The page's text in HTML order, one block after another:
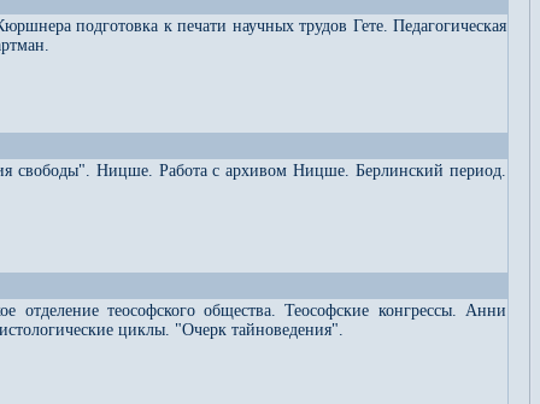
подготовка к печати научных трудов Гете. Педагогическая
свободы". Ницше. Работа с архивом Ницше. Берлинский период.
теософского общества. Теософские конгрессы. Анни
циклы. "Очерк тайноведения".